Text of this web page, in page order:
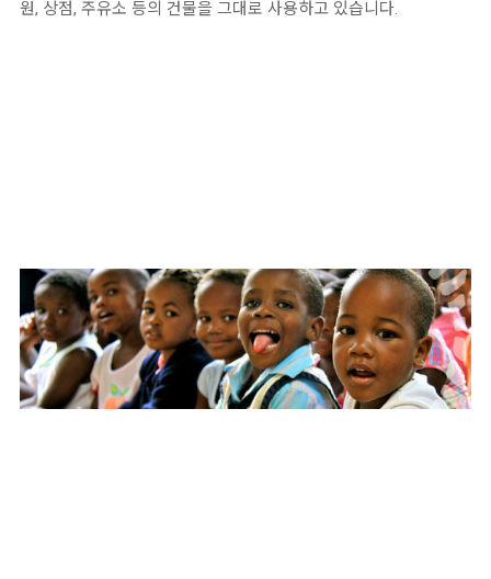
원, 상점, 주유소 등의 건물을 그대로 사용하고 있습니다.